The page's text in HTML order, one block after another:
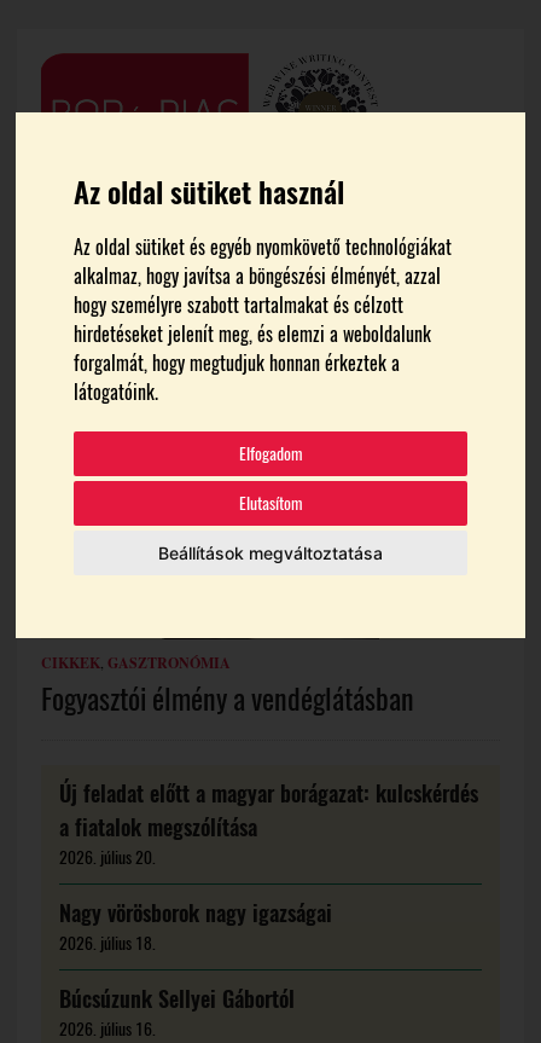
Az oldal sütiket használ
Az oldal sütiket és egyéb nyomkövető technológiákat
alkalmaz, hogy javítsa a böngészési élményét, azzal
hogy személyre szabott tartalmakat és célzott
hirdetéseket jelenít meg, és elemzi a weboldalunk
forgalmát, hogy megtudjuk honnan érkeztek a
látogatóink.
Elfogadom
Elutasítom
Beállítások megváltoztatása
FŐOLDAL NISZKÁCS ANNA
Niszkács Anna
CIKKEK GASZTRONÓMIA
Fogyasztói élmény a vendéglátásban
Új feladat előtt a magyar borágazat: kulcskérdés
a fiatalok megszólítása
2026. július 20.
Nagy vörösborok nagy igazságai
2026. július 18.
Búcsúzunk Sellyei Gábortól
2026. július 16.